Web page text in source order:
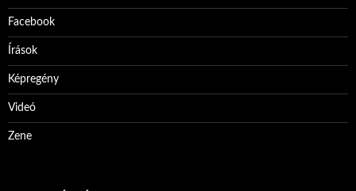
Facebook
Írások
Képregény
Videó
Zene